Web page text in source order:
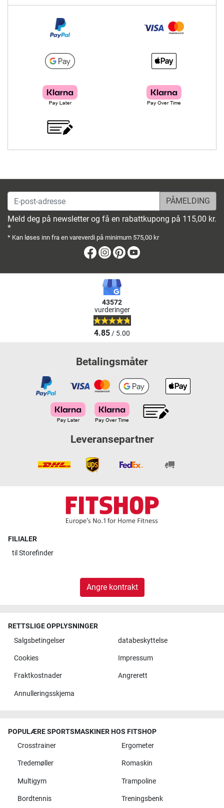
E-post-adresse
Meld deg på newsletter og få en rabattkupong på 115,00 kr.
*
* Kan løses inn fra en vareverdi på minimum 575,00 kr
Facebook
Instagram
Pinterest
43572
vurderinger
4.85/ 5.00
Betalingsmåter
Leveransepartner
FILIALER
til Storefinder
Angre kontrakt
RETTSLIGE OPPLYSNINGER
Salgsbetingelser
databeskyttelse
Cookies Impressum
Fraktkostnader Angrerett
Annulleringsskjema
POPULÆRE SPORTSMASKINER HOS FITSHOP
Crosstrainer
Ergometer
Tredemøller Romaskin
Multigym Trampoline
Bordtennis Treningsbenk